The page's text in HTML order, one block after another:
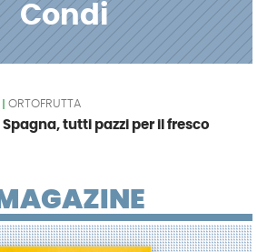
Condi
ORTOFRUTTA
Spagna, tutti pazzi per il fresco
MAGAZINE